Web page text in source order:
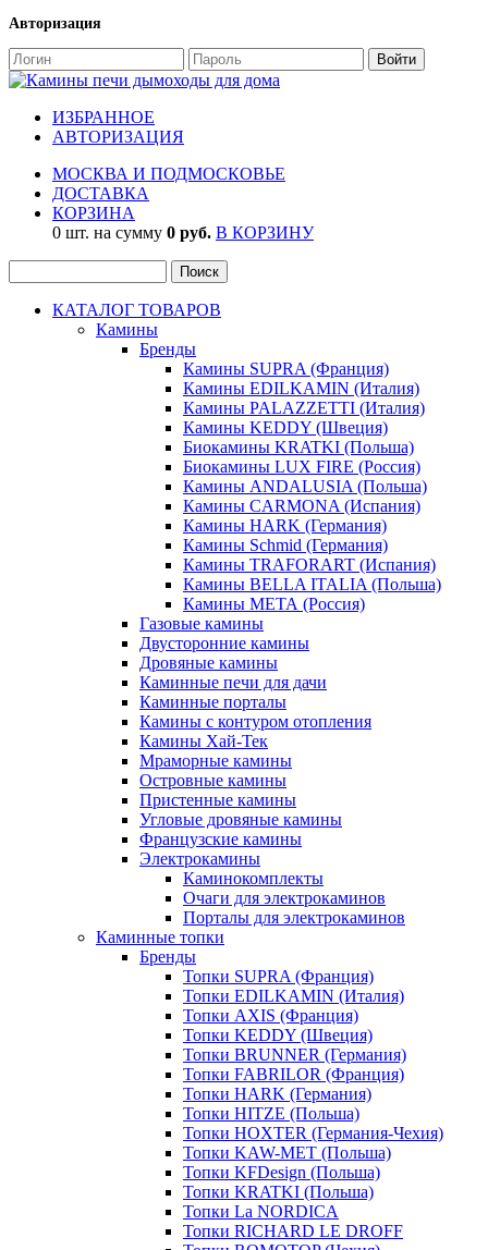
Авторизация
ИЗБРАННОЕ
АВТОРИЗАЦИЯ
МОСКВА И ПОДМОСКОВЬЕ
ДОСТАВКА
КОРЗИНА
0 шт. на сумму 0 руб. В КОРЗИНУ
КАТАЛОГ ТОВАРОВ
Камины
Бренды
Камины SUPRA (Франция)
Камины EDILKAMIN (Италия)
Камины PALAZZETTI (Италия)
Камины KEDDY (Швеция)
Биокамины KRATKI (Польша)
Биокамины LUX FIRE (Россия)
Камины ANDALUSIA (Польша)
Камины CARMONA (Испания)
Камины HARK (Германия)
Камины Schmid (Германия)
Камины TRAFORART (Испания)
Камины BELLA ITALIA (Польша)
Камины МЕТА (Россия)
Газовые камины
Двусторонние камины
Дровяные камины
Каминные печи для дачи
Каминные порталы
Камины с контуром отопления
Камины Хай-Тек
Мраморные камины
Островные камины
Пристенные камины
Угловые дровяные камины
Французские камины
Электрокамины
Каминокомплекты
Очаги для электрокаминов
Порталы для электрокаминов
Каминные топки
Бренды
Топки SUPRA (Франция)
Топки EDILKAMIN (Италия)
Топки AXIS (Франция)
Топки KEDDY (Швеция)
Топки BRUNNER (Германия)
Топки FABRILOR (Франция)
Топки HARK (Германия)
Топки HITZE (Польша)
Топки HOXTER (Германия-Чехия)
Топки KAW-MET (Польша)
Топки KFDesign (Польша)
Топки KRATKI (Польша)
Топки La NORDICA
Топки RICHARD LE DROFF